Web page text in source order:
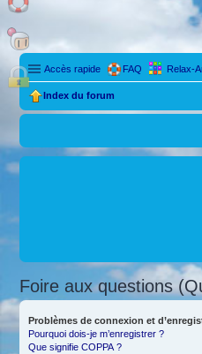
Accès rapide FAQ Relax-
Index du forum
Foire aux questions
Problèmes de connexion et
Pourquoi dois-je m’enregistrer ?
Que signifie COPPA ?